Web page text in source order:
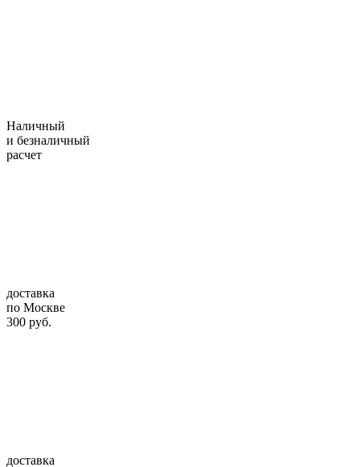
Наличный
и безналичный
расчет
доставка
по Москве
300 руб.
доставка